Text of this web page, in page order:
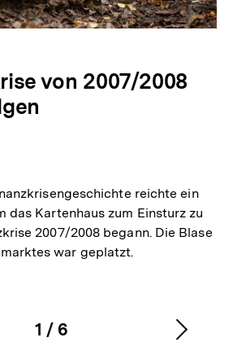
von 2007/2008
reichte ein
das Kartenhaus zum Einsturz zu
2007/2008 begann. Die Blase
war geplatzt.
Karussellinhalt
1
von
/ 6